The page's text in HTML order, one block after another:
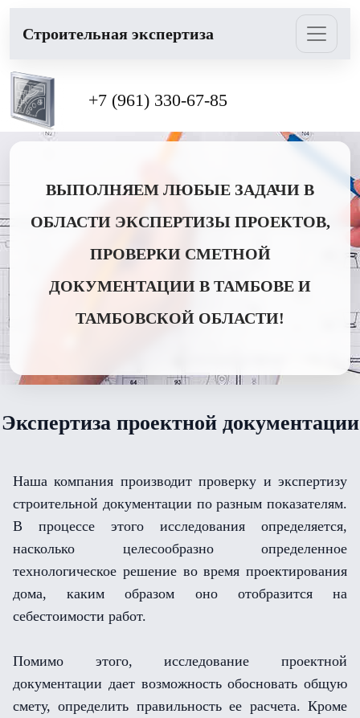
Cтроительная экспертиза
+7 (961) 330-67-85
ВЫПОЛНЯЕМ ЛЮБЫЕ ЗАДАЧИ В
ОБЛАСТИ ЭКСПЕРТИЗЫ ПРОЕКТОВ,
ПРОВЕРКИ СМЕТНОЙ
ДОКУМЕНТАЦИИ В ТАМБОВЕ И
ТАМБОВСКОЙ ОБЛАСТИ!
Экспертиза проектной документации
Наша компания производит проверку и экспертизу
строительной документации по разным показателям.
В процессе этого исследования определяется,
насколько целесообразно определенное
технологическое решение во время проектирования
дома, каким образом оно отобразится на
себестоимости работ.
Помимо этого, исследование проектной
документации дает возможность обосновать общую
смету, определить правильность ее расчета. Кроме